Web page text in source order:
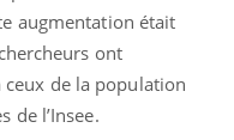
augmentation était
ont
ceux de la population
de l’Insee.